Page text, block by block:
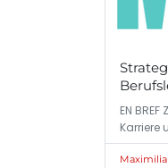
EN
Karriere